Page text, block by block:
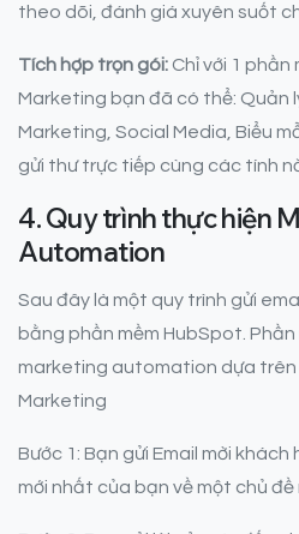
theo dõi, đánh giá xuyên suốt
Tích hợp trọn gói: Chỉ với 1
Marketing bạn đã có thể: Quản
Marketing, Social Media, Biểu
gửi thư trực tiếp cùng các tính
4. Quy trình thực hiện
Automation
Sau đây là một quy trình gửi
bằng phần mềm HubSpot.
marketing automation dựa trên
Marketing
Bước 1: Bạn gửi Email mời
mới nhất của bạn về một chủ